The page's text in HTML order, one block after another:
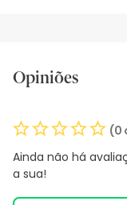
Opiniões
(0
Ainda não há
a sua!